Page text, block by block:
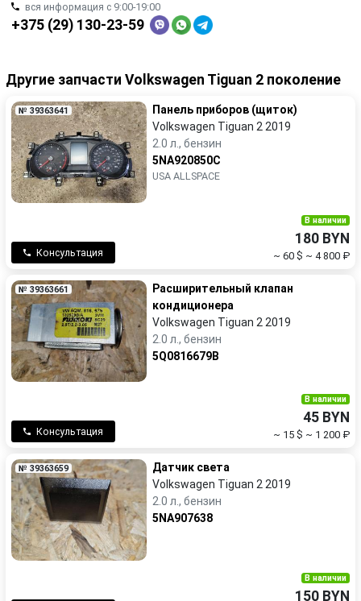
вся информация с 9:00-19:00
+375 (29) 130-23-59
Другие запчасти Volkswagen Tiguan 2 поколение
№ 39363641
Панель приборов (щиток)
Volkswagen Tiguan 2 2019
2.0 л., бензин
5NA920850C
USA ALLSPACE
Консультация
В наличии
180 BYN
~ 60 $ ~ 4 800 ₽
№ 39363661
Расширительный клапан
кондиционера
Volkswagen Tiguan 2 2019
2.0 л., бензин
5Q0816679B
Консультация
В наличии
45 BYN
~ 15 $ ~ 1 200 ₽
№ 39363659
Датчик света
Volkswagen Tiguan 2 2019
2.0 л., бензин
5NA907638
В наличии
150 BYN